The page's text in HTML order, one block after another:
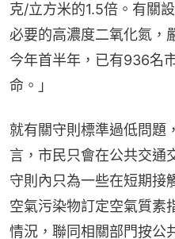
克/立方米的1.5倍。有關
必要的高濃度二氧化氮，
今年首半年，已有936名
命。」
就有關守則標準過低問題
言，市民只會在公共交通
守則內只為一些在短期接
空氣污染物訂定空氣質素
情況，聯同相關部門按公